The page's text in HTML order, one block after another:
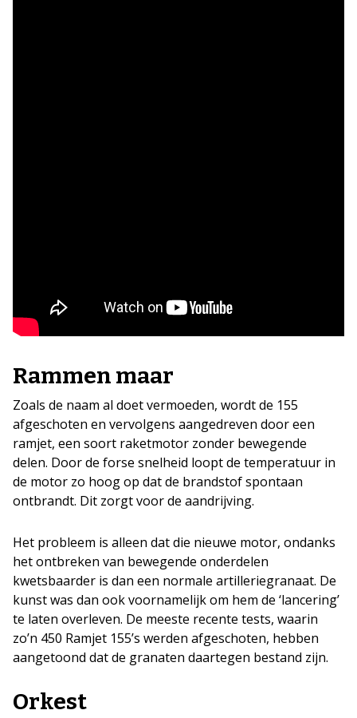
Rammen maar
Zoals de naam al doet vermoeden, wordt de 155
afgeschoten en vervolgens aangedreven door een
ramjet, een soort raketmotor zonder bewegende
delen. Door de forse snelheid loopt de temperatuur in
de motor zo hoog op dat de brandstof spontaan
ontbrandt. Dit zorgt voor de aandrijving.
Het probleem is alleen dat die nieuwe motor, ondanks
het ontbreken van bewegende onderdelen
kwetsbaarder is dan een normale artilleriegranaat. De
kunst was dan ook voornamelijk om hem de ‘lancering’
te laten overleven. De meeste recente tests, waarin
zo’n 450 Ramjet 155’s werden afgeschoten, hebben
aangetoond dat de granaten daartegen bestand zijn.
Orkest